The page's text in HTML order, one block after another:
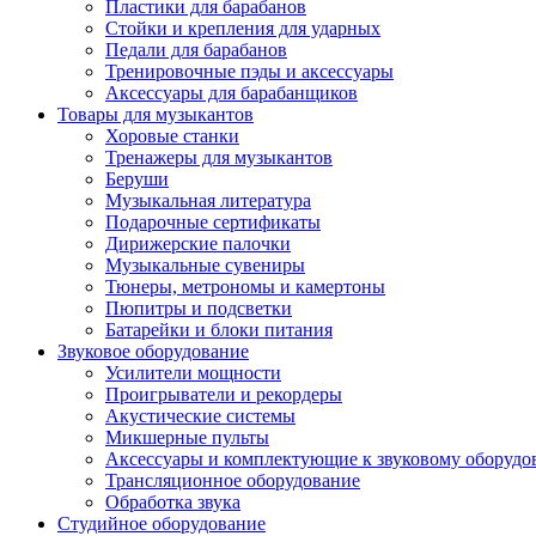
Пластики для барабанов
Стойки и крепления для ударных
Педали для барабанов
Тренировочные пэды и аксессуары
Аксессуары для барабанщиков
Товары для музыкантов
Хоровые станки
Тренажеры для музыкантов
Беруши
Музыкальная литература
Подарочные сертификаты
Дирижерские палочки
Музыкальные сувениры
Тюнеры, метрономы и камертоны
Пюпитры и подсветки
Батарейки и блоки питания
Звуковое оборудование
Усилители мощности
Проигрыватели и рекордеры
Акустические системы
Микшерные пульты
Аксессуары и комплектующие к звуковому
Трансляционное оборудование
Обработка звука
Студийное оборудование